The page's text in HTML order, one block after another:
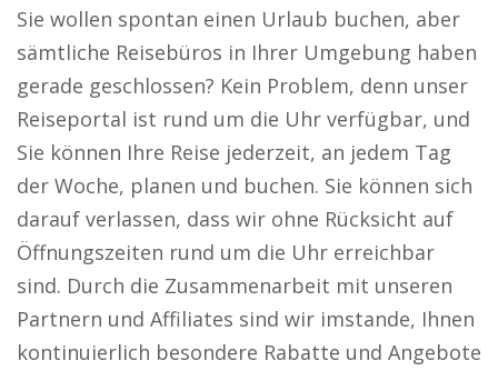
Sie wollen spontan einen Urlaub buchen, aber
sämtliche Reisebüros in Ihrer Umgebung haben
gerade geschlossen? Kein Problem, denn unser
Reiseportal ist rund um die Uhr verfügbar, und
Sie können Ihre Reise jederzeit, an jedem Tag
der Woche, planen und buchen. Sie können sich
darauf verlassen, dass wir ohne Rücksicht auf
Öffnungszeiten rund um die Uhr erreichbar
sind. Durch die Zusammenarbeit mit unseren
Partnern und Affiliates sind wir imstande, Ihnen
kontinuierlich besondere Rabatte und Angebote